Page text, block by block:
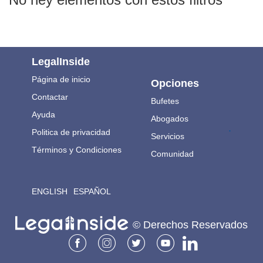
LegalInside
Página de inicio
Contactar
Ayuda
Politica de privacidad
Términos y Condiciones
ENGLISH ESPAÑOL
Opciones
Bufetes
Abogados
Servicios
Comunidad
.
© Derechos Reservados